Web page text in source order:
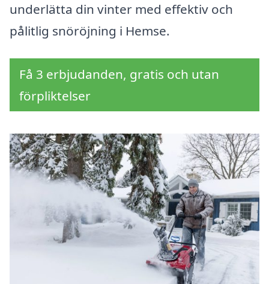
underlätta din vinter med effektiv och
pålitlig snöröjning i Hemse.
Få 3 erbjudanden, gratis och utan
förpliktelser